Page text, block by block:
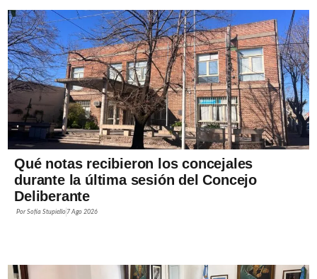
Qué notas recibieron los concejales
durante la última sesión del Concejo
Deliberante
PorSofía Stupiello 7 Ago 2026